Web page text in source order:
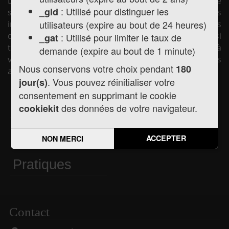
_gid : Utilisé pour distinguer les
utilisateurs (expire au bout de 24 heures)
_gat : Utilisé pour limiter le taux de
demande (expire au bout de 1 minute)
Nous conservons votre choix pendant 180
jour(s). Vous pouvez réinitialiser votre
consentement en supprimant le cookie
cookiekitdes données de votre navigateur.
NON MERCI ACCEPTER
sur son site internet afin de vous présenter les
informations pratiques concernant la mairie (horaires
d'ouverture, les élus, la vie municipale, etc.) mais aussi
toute l'actualité de la commune, les services mis à
votre disposition et les liens utiles pour vos démarches
administratives.
Actualités Agenda
Informations
Pratiques
Contact